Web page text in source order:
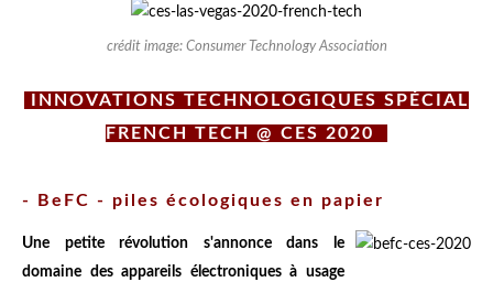
crédit image: Consumer Technology Association
INNOVATIONS TECHNOLOGIQUES SPÉCIAL
FRENCH TECH @ CES 2020
- BeFC - piles écologiques en papier
Une petite révolution s'annonce dans le
domaine des appareils électroniques à usage